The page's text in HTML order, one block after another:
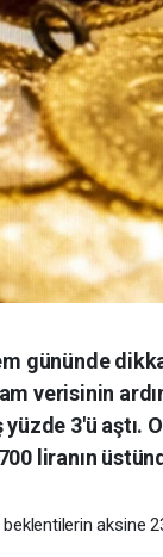
gününde
verisinin
3'ü aştı.
liranın
beklentilerin aksine